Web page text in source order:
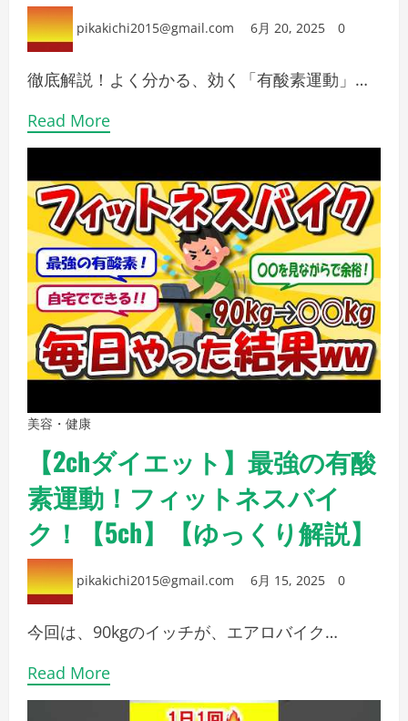
pikakichi2015@gmail.com 6月 20, 2025 0
徹底解説！よく分かる、効く「有酸素運動」…
Read More
美容・健康
【2chダイエット】最強の有酸
素運動！フィットネスバイ
ク！【5ch】【ゆっくり解説】
pikakichi2015@gmail.com 6月 15, 2025 0
今回は、90kgのイッチが、エアロバイク…
Read More